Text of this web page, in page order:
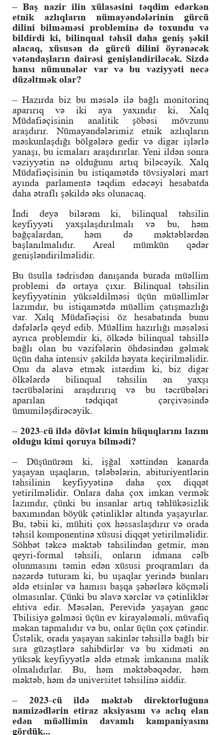
– Baş nazir ilin xülasəsini təqdim edərkən
etnik azlıqların nümayəndələrinin gürcü
dilini bilməməsi probleminə də toxundu və
bildirdi ki, bilinqual təhsil daha geniş şəkil
alacaq, xüsusən də gürcü dilini öyrənəcək
vətəndaşların dairəsi genişləndiriləcək. Sizdə
hansı nümunələr var və bu vəziyyəti necə
düzəltmək olar?
– Hazırda biz bu məsələ ilə bağlı monitorinq
aparırıq və iki aya yaxındır ki, Xalq
Müdafiəçisinin analitik şöbəsi mövzunu
araşdırır. Nümayəndələrimiz etnik azlıqların
məskunlaşdığı bölgələrə gedir və digər işlərlə
yanaşı, bu icmaları araşdırırlar. Yeni ildən sonra
vəziyyətin nə olduğunu artıq biləcəyik. Xalq
Müdafiəçisinin bu istiqamətdə tövsiyələri mart
ayında parlamentə təqdim edəcəyi hesabatda
daha ətraflı şəkildə əks olunacaq.
İndi deyə bilərəm ki, bilinqual təhsilin
keyfiyyəti yaxşılaşdırılmalı və bu, həm
bağçalardan, həm də məktəblərdən
başlanılmalıdır. Areal mümkün qədər
genişləndirilməlidir.
Bu üsulla tədrisdən danışanda burada müəllim
problemi də ortaya çıxır. Bilinqual təhsilin
keyfiyyətinin yüksəldilməsi üçün müəllimlər
lazımdır, bu istiqamətdə müəllim çatışmazlığı
var. Xalq Müdafiəçisi öz hesabatında bunu
dəfələrlə qeyd edib. Müəllim hazırlığı məsələsi
ayrıca problemdir ki, ölkədə bilinqual təhsillə
bağlı olan bu vəzifələrin öhdəsindən gəlmək
üçün daha intensiv şəkildə həyata keçirilməlidir.
Onu da əlavə etmək istərdim ki, biz digər
ölkələrdə bilinqual təhsilin ən yaxşı
təcrübələrini araşdırırıq və bu təcrübələri
aparılan tədqiqat çərçivəsində
ümumiləşdirəcəyik.
– 2023-cü ildə dövlət kimin hüquqlarını lazım
olduğu kimi qoruya bilmədi?
– Düşünürəm ki, işğal xəttindən kənarda
yaşayan uşaqların, tələbələrin, abituriyentlərin
təhsilinin keyfiyyətinə daha çox diqqət
yetirilməlidir. Onlara daha çox imkan vermək
lazımdır, çünki bu insanlar artıq təhlükəsizlik
baxımından böyük çətinliklər altında yaşayırlar.
Bu, təbii ki, mühiti çox həssaslaşdırır və orada
təhsil komponentinə xüsusi diqqət yetirilməlidir.
Söhbət təkcə məktəb təhsilindən getmir, mən
qeyri-formal təhsili, onların idmana cəlb
olunmasını təmin edən xüsusi proqramları da
nəzərdə tuturam ki, bu uşaqlar yerində bunları
əldə etsinlər və hamısı başqa şəhərlərə köçməli
olmasınlar. Çünki bu əlavə xərclər və çətinliklər
ehtiva edir. Məsələn, Perevidə yaşayan gənc
Tbilisiyə gəlməsi üçün ev kirayələməli, müvafiq
məkan tapmalıdır və bu, onlar üçün çox çətindir.
Üstəlik, orada yaşayan sakinlər təhsillə bağlı bir
sıra güzəştlərə sahibdirlər və bu xidməti ən
yüksək keyfiyyətlə əldə etmək imkanına malik
olmalıdırlar. Bu, həm məktəbəqədər, həm
məktəb, həm də universitet təhsilinə aiddir.
– 2023-cü ildə məktəb direktorluğuna
namizədlərin etiraz aksiyasını və aclıq elan
edən müəllimin davamlı kampaniyasını
gördük...